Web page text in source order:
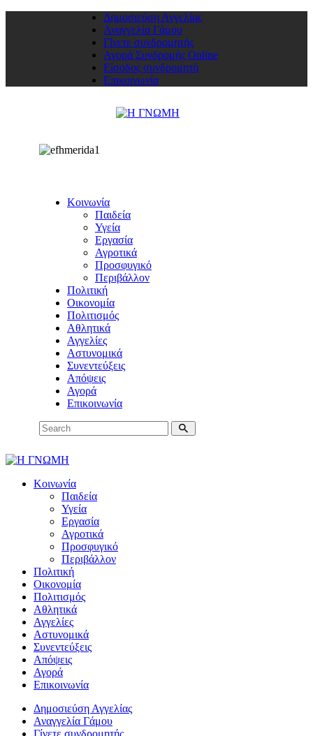
Δημοσιεύση Αγγελίας
Αναγγελία Γάμου
Γίνετε συνδρομητής
Αγορά Συνδρομής Online
Είσοδος συνδρομητή
Επικοινωνία
Κοινωνία
Παιδεία
Υγεία
Εργασία
Αγροτικά
Προσφυγικό
Περιβάλλον
Πολιτική
Οικονομία
Πολιτισμός
Αθλητικά
Αγγελίες
Αστυνομικά
Συνεντεύξεις
Απόψεις
Αγορά
Επικοινωνία
Κοινωνία
Παιδεία
Υγεία
Εργασία
Αγροτικά
Προσφυγικό
Περιβάλλον
Πολιτική
Οικονομία
Πολιτισμός
Αθλητικά
Αγγελίες
Αστυνομικά
Συνεντεύξεις
Απόψεις
Αγορά
Επικοινωνία
Δημοσιεύση Αγγελίας
Αναγγελία Γάμου
Γίνετε συνδρομητής